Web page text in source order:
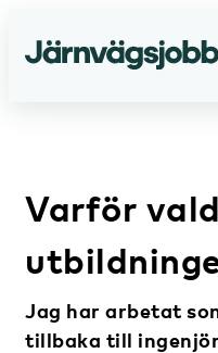
Varför
Jag har arbetat
tillbaka till